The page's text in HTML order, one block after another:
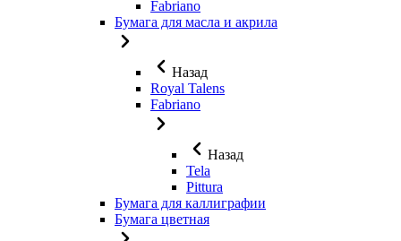
Fabriano
Бумага для масла и акрила
Назад
Royal Talens
Fabriano
Назад
Tela
Pittura
Бумага для каллиграфии
Бумага цветная